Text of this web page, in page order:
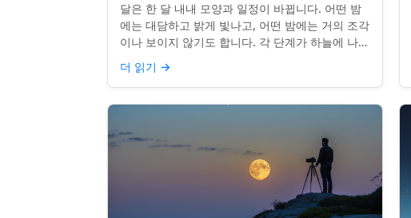
달은 한 달 내내 모양과 일정이 바뀝니다. 어떤 밤
에는 대담하고 밝게 빛나고, 어떤 밤에는 거의 조각
이나 보이지 않기도 합니다. 각 단계가 하늘에 나타
나는 시기를 궁금해한 적이 있다면, 혼자가 아닙니
다. 사실 그 타...
더 읽기 →